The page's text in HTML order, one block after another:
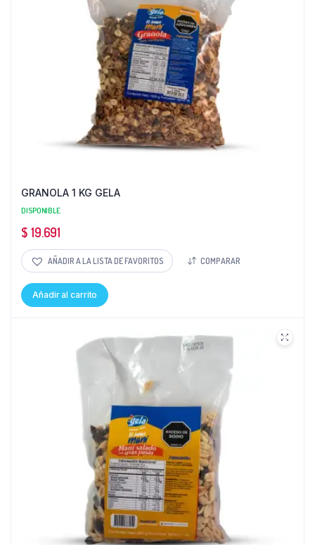
GRANOLA 1 KG GELA
DISPONIBLE
$ 19.691
AÑADIR A LA LISTA DE FAVORITOS COMPARAR
Añadir al carrito